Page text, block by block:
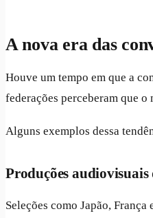
A nova era das
Houve um tempo em que a
federações perceberam que
Alguns exemplos dessa
Produções
Seleções como Japão,